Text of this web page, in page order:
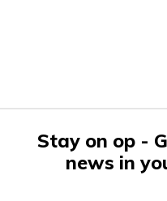
Stay on op -
news in